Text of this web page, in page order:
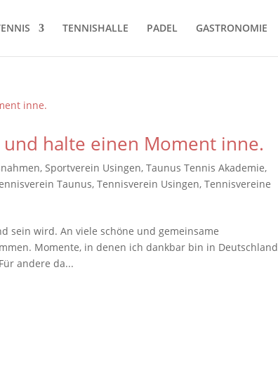
TENNISHALLE PADEL GASTRONOMIE
halte einen Moment inne.
,Sportverein Usingen,Taunus Tennis Akademie,
Taunus,Tennisverein Usingen,Tennisvereine
sein wird. An viele schöne und gemeinsame
Momente, in denen ich dankbar bin in Deutschland
andere da...